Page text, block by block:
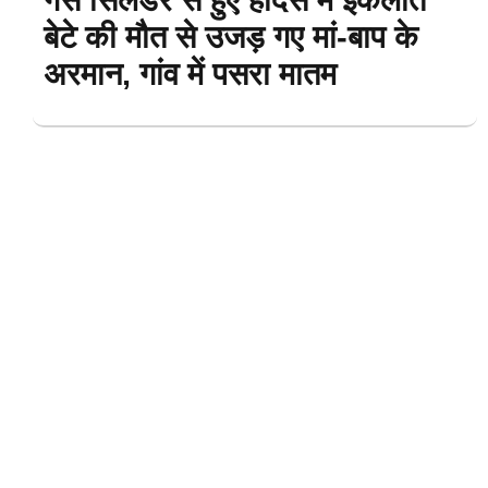
बेटे की मौत से उजड़ गए मां-बाप के
अरमान, गांव में पसरा मातम